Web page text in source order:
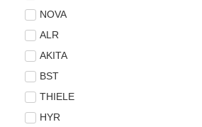
NOVA
ALR
AKITA
BST
THIELE
HYR